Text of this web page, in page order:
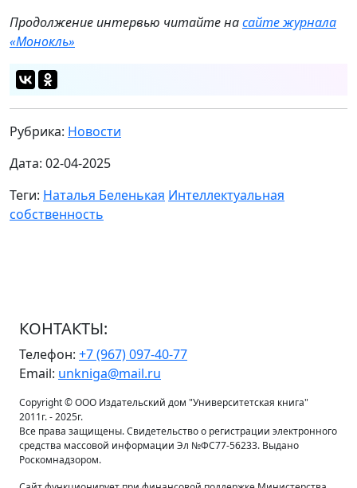
Продолжение интервью читайте насайте журнала
«Монокль»
Рубрика: Новости
Дата: 02-04-2025
Теги: Наталья Беленькая Интеллектуальная
собственность
КОНТАКТЫ:
Телефон: +7 (967) 097-40-77
Email: unkniga@mail.ru
Copyright © ООО Издательский дом "Университетская книга"
2011г. - 2025г.
Все права защищены. Свидетельство о регистрации электронного
средства массовой информации Эл №ФС77-56233. Выдано
Роскомнадзором.